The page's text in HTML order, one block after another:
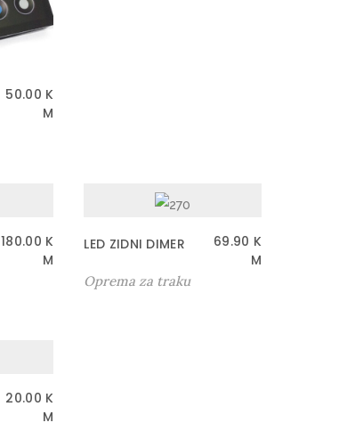
50.00 K
M
180.00 K
M
LED ZIDNI DIMER 69.90 K
M
Oprema za traku
20.00 K
M